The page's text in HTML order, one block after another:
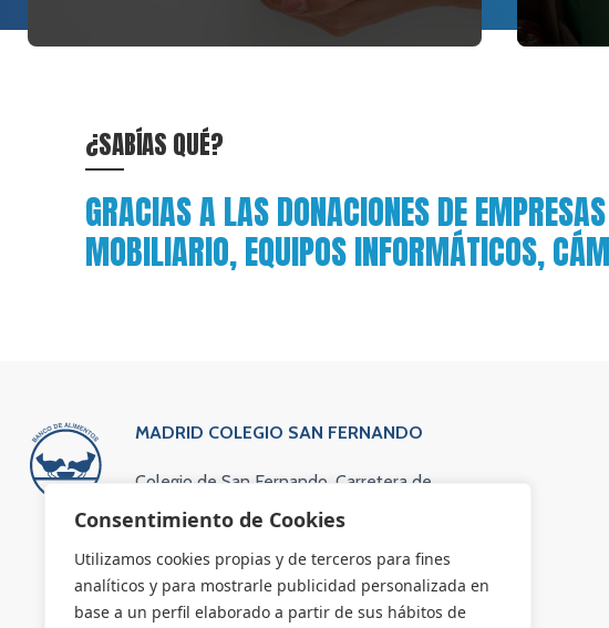
Consentimiento de Cookies
Utilizamos cookies propias y de terceros para fines
analíticos y para mostrarle publicidad personalizada en
base a un perfil elaborado a partir de sus hábitos de
¿SABÍAS QUÉ?
GRACIAS A LAS DONACIONES DE
MOBILIARIO, EQUIPOS INFORMÁTICOS,
MADRID COLEGIO SAN FERNANDO
Colegio de San Fernando. Carretera de
(vía de servicio). 28049 Madrid
Teléfono: 91 734 63 83
Email: administracion@bamadrid.org